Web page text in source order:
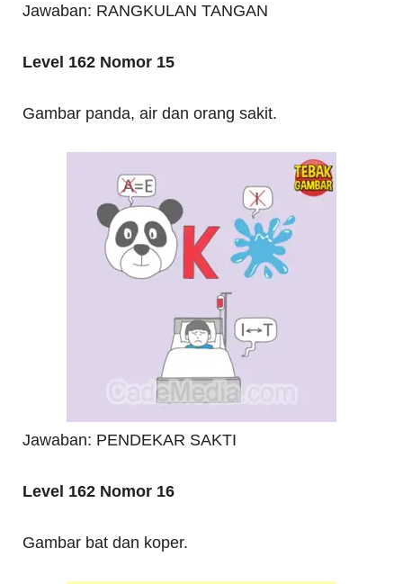
Jawaban: RANGKULAN TANGAN
Level 162 Nomor 15
Gambar panda, air dan orang sakit.
Jawaban: PENDEKAR SAKTI
Level 162 Nomor 16
Gambar bat dan koper.